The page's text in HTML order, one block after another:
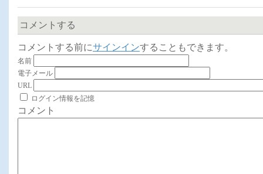
コメントする
コメントする前にサインインすることもできます。
名前
電子メール
URL
ログイン情報を記憶
コメント